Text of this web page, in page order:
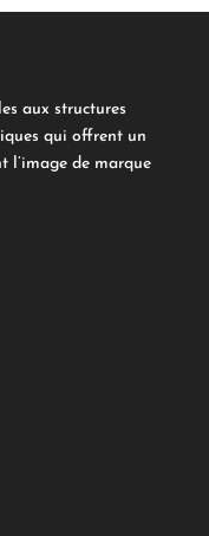
aux structures
qui offrent un
l’image de marque